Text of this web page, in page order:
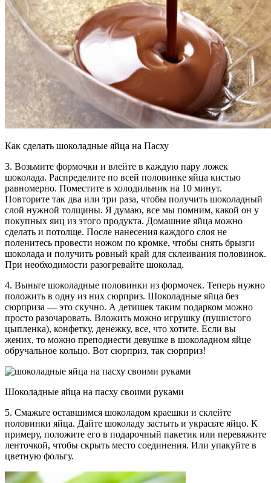
Как сделать шоколадные яйца на Пасху
3. Возьмите формочки и влейте в каждую пару ложек
шоколада. Распределите по всей половинке яйца кистью
равномерно. Поместите в холодильник на 10 минут.
Повторите так два или три раза, чтобы получить шоколадный
слой нужной толщины. Я думаю, все мы помним, какой он у
покупных яиц из этого продукта. Домашние яйца можно
сделать и потолще. После нанесения каждого слоя не
поленитесь провести ножом по кромке, чтобы снять брызги
шоколада и получить ровный край для склеивания половинок.
При необходимости разогревайте шоколад.
4. Выньте шоколадные половинки из формочек. Теперь нужно
положить в одну из них сюрприз. Шоколадные яйца без
сюрприза — это скучно. А детишек таким подарком можно
просто разочаровать. Вложить можно игрушку (пушистого
цыпленка), конфетку, денежку, все, что хотите. Если вы
жених, то можно преподнести девушке в шоколадном яйце
обручальное кольцо. Вот сюрприз, так сюрприз!
Шоколадные яйца на пасху своими руками
5. Смажьте оставшимся шоколадом краешки и склейте
половинки яйца. Дайте шоколаду застыть и украсьте яйцо. К
примеру, положите его в подарочный пакетик или перевяжите
ленточкой, чтобы скрыть место соединения. Или упакуйте в
цветную фольгу.